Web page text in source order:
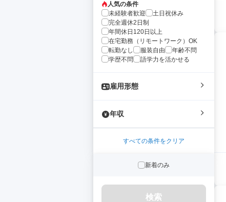
人気の条件
未経験者歓迎
土日祝休み
完全週休2日制
年間休日120日以上
在宅勤務（リモートワーク）OK
転勤なし
服装自由
年齢不問
学歴不問
語学力を活かせる
雇用形態
年収
すべての条件をクリア
新着のみ
検索